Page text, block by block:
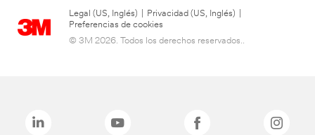
Legal (US, Inglés) Privacidad (US, Inglés)
Preferencias de cookies
© 3M 2026. Todos los derechos reservados..